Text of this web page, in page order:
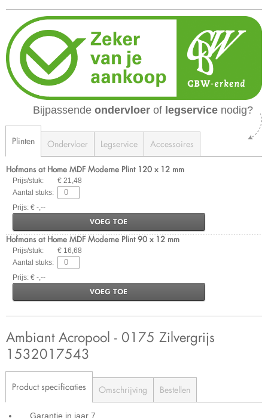
Bijpassende ondervloer of legservice nodig?
Plinten Ondervloer Legservice Accessoires
Hofmans at Home MDF Moderne Plint 120 x 12 mm
Prijs/stuk:
€ 21,48
Aantal stuks:
Prijs: € -,--
VOEG TOE
Hofmans at Home MDF Moderne Plint 90 x 12 mm
Prijs/stuk:
€ 16,68
Aantal stuks:
Prijs: € -,--
VOEG TOE
Ambiant Acropool - 0175 Zilvergrijs
1532017543
Product specificaties Omschrijving Bestellen
Garantie in jaar 7